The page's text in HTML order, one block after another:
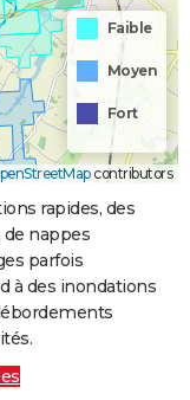
Faible
Moyen
Fort
contributors
rapides, des
de nappes
parfois
à des inondations